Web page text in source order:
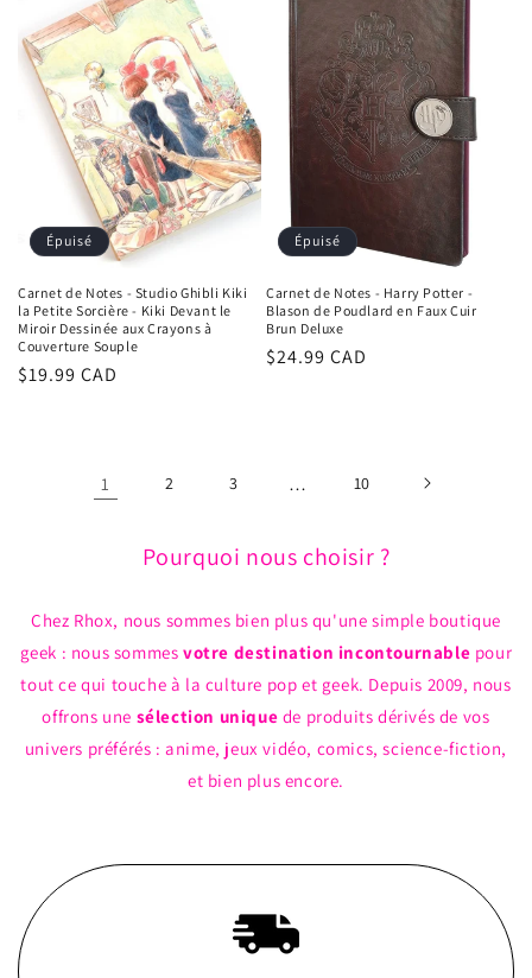
Épuisé
Carnet de Notes - Studio Ghibli Kiki
la Petite Sorcière - Kiki Devant le
Miroir Dessinée aux Crayons à
Couverture Souple
Prix
$19.99 CAD
Épuisé
Carnet de Notes - Harry Potter -
Blason de Poudlard en Faux Cuir
Brun Deluxe
Prix
$24.99 CAD
1 2 3 … 10
Pourquoi nous choisir ?
Chez Rhox, nous sommes bien plus qu'une simple boutique
geek : nous sommesvotre destination incontournable pour
tout ce qui touche à la culture pop et geek. Depuis 2009, nous
offrons une sélection unique de produits dérivés de vos
univers préférés : anime, jeux vidéo, comics, science-fiction,
et bien plus encore.